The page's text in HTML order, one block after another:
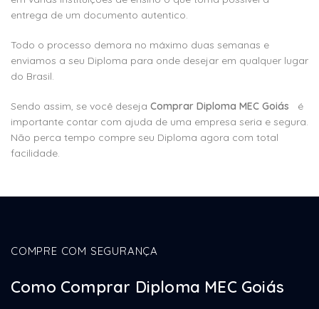
entrega de um documento autentico.
Todo o processo demora no máximo duas semanas e
enviamos a seu Diploma para onde desejar em qualquer lugar
do Brasil.
Sendo assim, se você deseja Comprar Diploma MEC Goiás
é
importante contar com ajuda de uma empresa seria e segura.
Não perca tempo compre seu Diploma agora com total
facilidade.
COMPRE COM SEGURANÇA
Como Comprar Diploma MEC Goiás